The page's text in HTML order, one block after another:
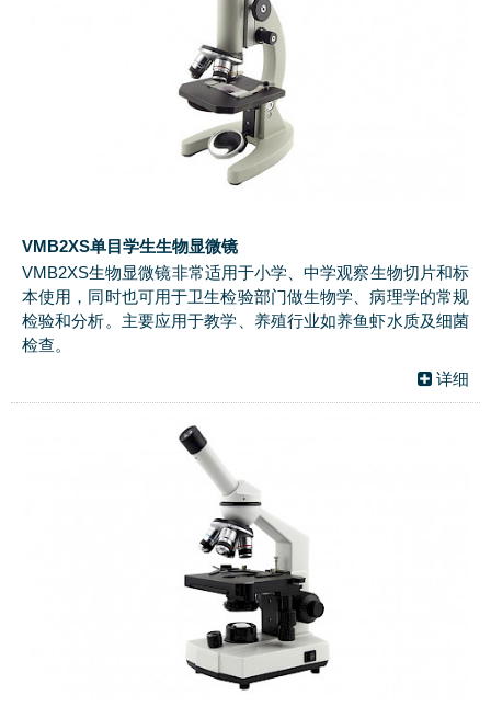
VMB2XS单目学生生物显微镜
VMB2XS生物显微镜非常适用于小学、中学观察生物切片和标
本使用，同时也可用于卫生检验部门做生物学、病理学的常规
检验和分析。主要应用于教学、养殖行业如养鱼虾水质及细菌
检查。
详细